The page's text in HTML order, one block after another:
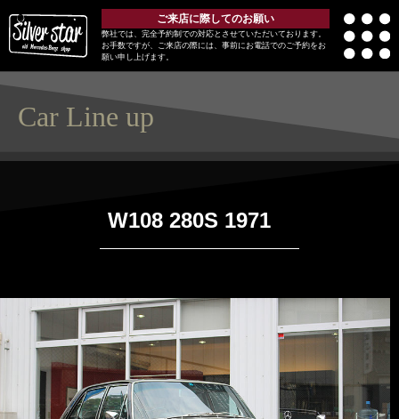
ご来店に際してのお願い
弊社では、完全予約制での対応とさせていただいております。
お手数ですが、ご来店の際には、事前にお電話でのご予約をお
願い申し上げます。
Car Line up
W108 280S 1971